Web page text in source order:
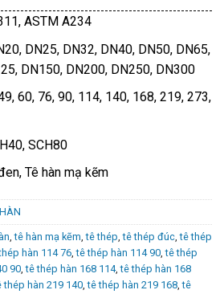
ASTM A234
DN25, DN32, DN40, DN50, DN65,
DN150, DN200, DN250, DN300
60, 76, 90, 114, 140, 168, 219, 273,
SCH80
Tê hàn mạ kẽm
,tê hàn mạ kẽm,tê thép,tê thép đúc,tê thép
hàn 114 76,tê thép hàn 114 90,tê thép
90,tê thép hàn 168 114,tê thép hàn 168
thép hàn 219 140,tê thép hàn 219 168,tê